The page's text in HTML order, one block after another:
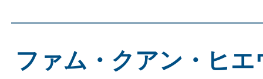
ファム・クアン・ヒ